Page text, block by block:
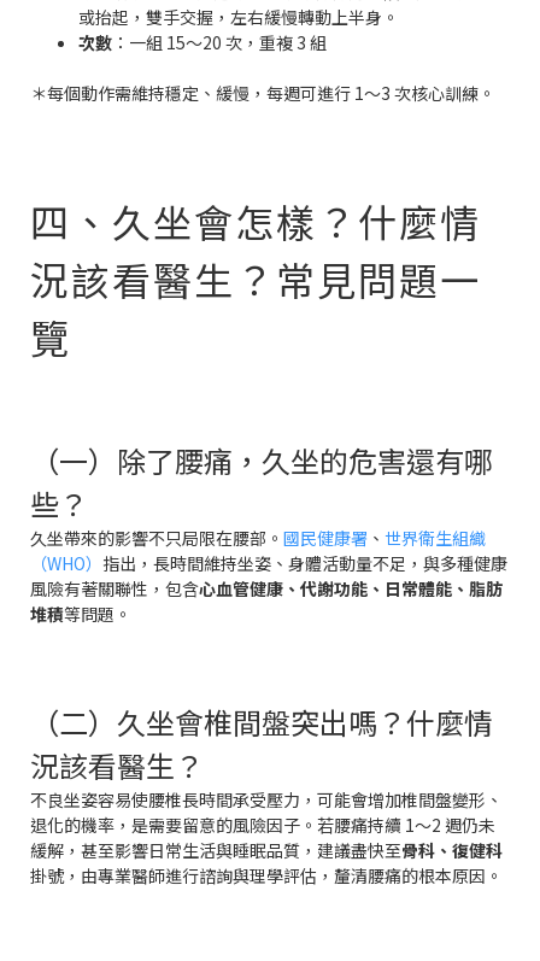
或抬起，雙手交握，左右緩慢轉動上半身。
次數 ：一組 15～20 次，重複 3 組
＊每個動作需維持穩定、緩慢，每週可進行 1～3 次核心訓練。
四、久坐會怎樣？什麼情
況該看醫生？常見問題一
覽
（一）除了腰痛，久坐的危害還有哪
些？
久坐帶來的影響不只局限在腰部。 國民健康署 、 世界衛生組織
（WHO） 指出，長時間維持坐姿、身體活動量不足，與多種健康
風險有著關聯性，包含心血管健康、代謝功能、日常體能、脂肪
堆積等問題。
（二）久坐會椎間盤突出嗎？什麼情
況該看醫生？
不良坐姿容易使腰椎長時間承受壓力，可能會增加椎間盤變形、
退化的機率，是需要留意的風險因子。若腰痛持續 1～2 週仍未
緩解，甚至影響日常生活與睡眠品質，建議盡快至骨科、復健科
掛號，由專業醫師進行諮詢與理學評估，釐清腰痛的根本原因。